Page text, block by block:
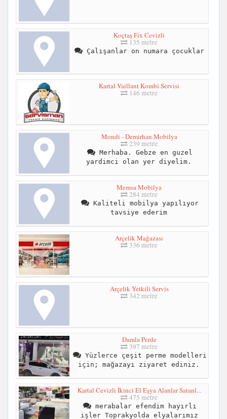
Koçtaş Fix Cevizli
135 metre
Çalışanlar on numara çocuklar
Kartal Vaillant Kombi Servisi
146 metre
Mondi - Demirhan Mobilya
239 metre
Merhaba. Gebze en guzel
yardimci olan yer diyelim.
Memsa Mobilya
284 metre
Kaliteli mobilya yapılıyor
tavsiye ederim
Arçelik Mağazası
336 metre
Arçelik Yetkili Servis
342 metre
Damla Perde
397 metre
Yüzlerce çeşit perme modelleri
için; mağazayı ziyaret ediniz.
Kartal Cevizli İkinci El Eşya Alanlar Satanl...
475 metre
merabalar efendim hayırlı
işler Toprakyolda elyalarımız